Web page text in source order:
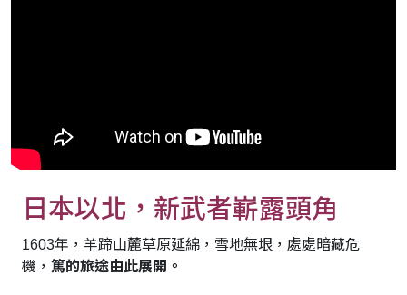
日本以北，新武者嶄露頭角
1603年，羊蹄山麓草原延綿，雪地無垠，處處暗藏危
機， 篤的旅途由此展開。